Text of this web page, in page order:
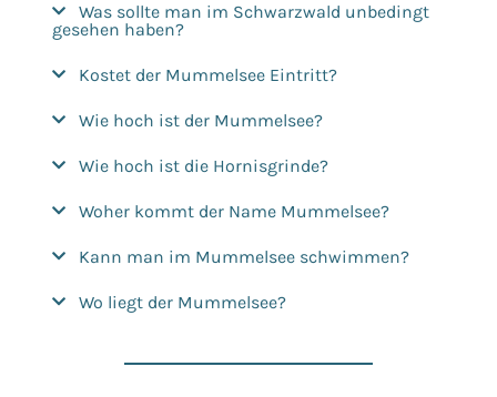
Was sollte man im Schwarzwald unbedingt
gesehen haben?
Kostet der Mummelsee Eintritt?
Wie hoch ist der Mummelsee?
Wie hoch ist die Hornisgrinde?
Woher kommt der Name Mummelsee?
Kann man im Mummelsee schwimmen?
Wo liegt der Mummelsee?